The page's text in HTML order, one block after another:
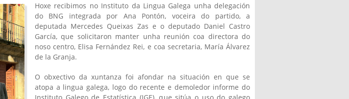
Hoxe recibimos no Instituto da Lingua Galega unha delegación
do BNG integrada por Ana Pontón, voceira do partido, a
deputada Mercedes Queixas Zas e o deputado Daniel Castro
García, que solicitaron manter unha reunión coa directora do
noso centro, Elisa Fernández Rei, e coa secretaria, María Álvarez
de la Granja.
O obxectivo da xuntanza foi afondar na situación en que se
atopa a lingua galega, logo do recente e demoledor informe do